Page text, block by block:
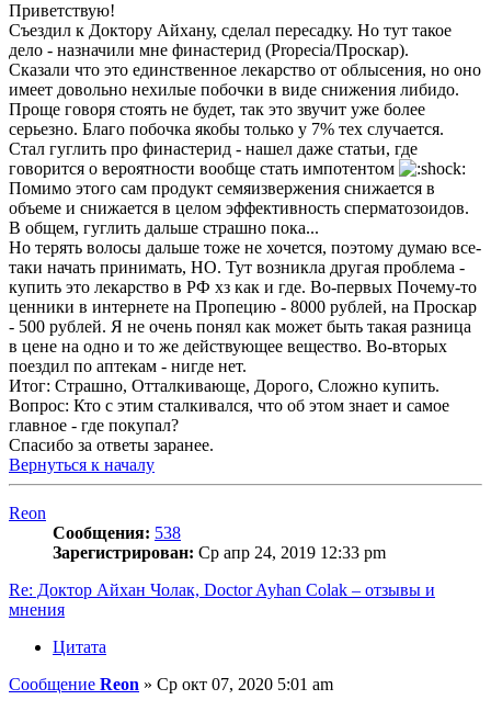
Приветствую!
Съездил к Доктору Айхану, сделал пересадку. Но тут такое
дело - назначили мне финастерид (Propecia/Проскар).
Сказали что это единственное лекарство от облысения, но оно
имеет довольно нехилые побочки в виде снижения либидо.
Проще говоря стоять не будет, так это звучит уже более
серьезно. Благо побочка якобы только у 7% тех случается.
Стал гуглить про финастерид - нашел даже статьи, где
говорится о вероятности вообще стать импотентом
Помимо этого сам продукт семяизвержения снижается в
объеме и снижается в целом эффективность сперматозоидов.
В общем, гуглить дальше страшно пока...
Но терять волосы дальше тоже не хочется, поэтому думаю все-
таки начать принимать, НО. Тут возникла другая проблема -
купить это лекарство в РФ хз как и где. Во-первых Почему-то
ценники в интернете на Пропецию - 8000 рублей, на Проскар
- 500 рублей. Я не очень понял как может быть такая разница
в цене на одно и то же действующее вещество. Во-вторых
поездил по аптекам - нигде нет.
Итог: Страшно, Отталкивающе, Дорого, Сложно купить.
Вопрос: Кто с этим сталкивался, что об этом знает и самое
главное - где покупал?
Спасибо за ответы заранее.
Вернуться к началу
Reon
Сообщения: 538
Зарегистрирован: Ср апр 24, 2019 12:33 pm
Re: Доктор Айхан Чолак, Doctor Ayhan Colak – отзывы и
мнения
Цитата
Сообщение Reon » Ср окт 07, 2020 5:01 am